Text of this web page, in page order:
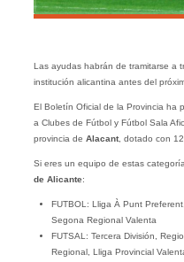
Las ayudas habrán de tramitarse a
institución alicantina antes del
El Boletín Oficial de la Provincia ha
a Clubes de Fútbol y Fútbol Sala
provincia de Alacant, dotado con
Si eres un equipo de estas
de Alicante:
FUTBOL: Lliga À Punt
Segona Regional Valenta
FUTSAL: Tercera División,
Regional, Lliga Provincial